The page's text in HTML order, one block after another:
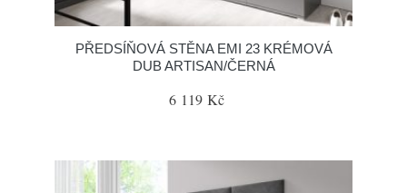
PŘEDSÍŇOVÁ STĚNA EMI 23 KRÉMOVÁ
DUB ARTISAN/ČERNÁ
6 119 Kč